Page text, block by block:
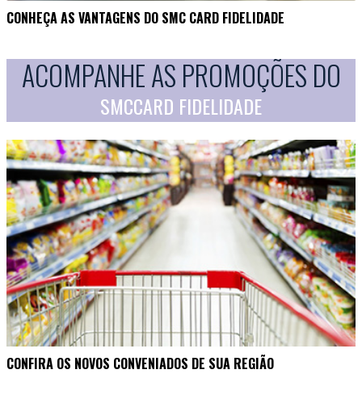
CONHEÇA AS VANTAGENS DO SMC CARD FIDELIDADE
ACOMPANHE AS PROMOÇÕES DO
SMCCARD FIDELIDADE
CONFIRA OS NOVOS CONVENIADOS DE SUA REGIÃO